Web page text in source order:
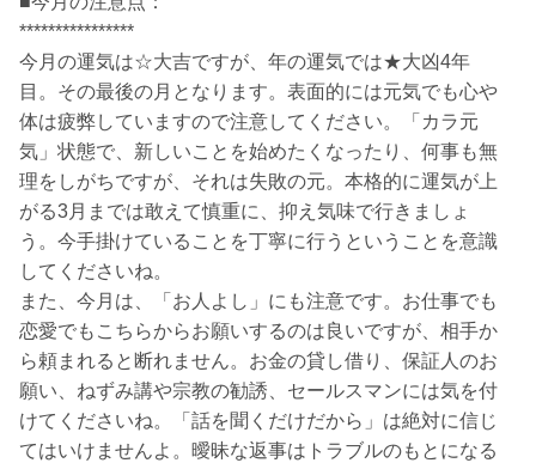
****************
今月の運気は☆大吉ですが、年の運気では★大凶4年
目。その最後の月となります。表面的には元気でも心や
体は疲弊していますので注意してください。「カラ元
気」状態で、新しいことを始めたくなったり、何事も無
理をしがちですが、それは失敗の元。本格的に運気が上
がる3月までは敢えて慎重に、抑え気味で行きましょ
う。今手掛けていることを丁寧に行うということを意識
してくださいね。
また、今月は、「お人よし」にも注意です。お仕事でも
恋愛でもこちらからお願いするのは良いですが、相手か
ら頼まれると断れません。お金の貸し借り、保証人のお
願い、ねずみ講や宗教の勧誘、セールスマンには気を付
けてくださいね。「話を聞くだけだから」は絶対に信じ
てはいけませんよ。曖昧な返事はトラブルのもとになる